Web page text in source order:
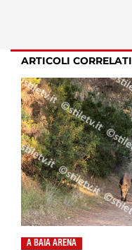
ARTICOLI CORRELATI
A BAIA ARENA